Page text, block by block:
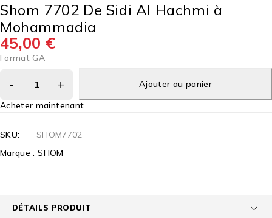
Shom 7702 De Sidi Al Hachmi à
Mohammadia
45,00 €
Format GA
Ajouter au panier
Acheter maintenant
SKU:
SHOM7702
Marque :SHOM
DÉTAILS PRODUIT